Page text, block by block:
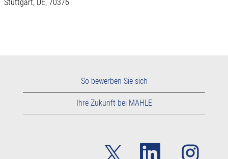
Stuttgart, DE, 70376
So bewerben Sie sich
Ihre Zukunft bei MAHLE
W
W
W